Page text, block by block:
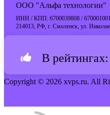
ООО "Альфа технологии"
ИНН / КПП: 6700039808 /
214013, РФ, г. Смоленск, ул.
В рейтингах:
Copyright © 2026 xvps.ru. All